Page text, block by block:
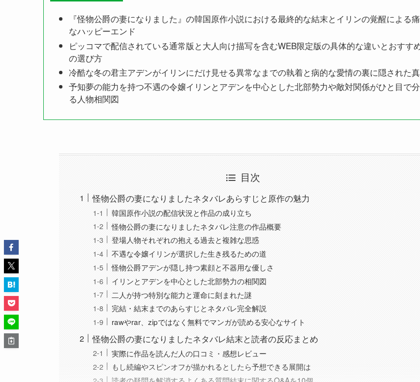
『怪物公爵の妻になりました』の韓国原作小説における最終的な結末とイリンの覚醒による
なハッピーエンド
ピッコマで配信されている通常版と大人向け描写を含むWEB限定版の具体的な違いとおすす
の選び方
冷酷な冬の君主アデンがイリンにだけ見せる異常なまでの執着と病的な愛情の裏に隠された
予知夢の能力を持つ不遇の令嬢イリンとアデンを中心とした北部勢力や敵対関係がひと目で
る人物相関図
目次
怪物公爵の妻になりましたネタバレあらすじと原作の魅力
韓国原作小説の配信状況と作品の成り立ち
怪物公爵の妻になりましたネタバレ注意の作品概要
登場人物それぞれの抱える過去と複雑な思惑
不遇な令嬢イリンが選択した生き残るための道
怪物公爵アデンが隠し持つ素顔と不器用な優しさ
イリンとアデンを中心とした北部勢力の相関図
二人が持つ特別な能力と運命に刻まれた謎
完結・結末までのあらすじとネタバレ完全解説
rawやrar、zipではなく無料でマンガが読める安心なサイト
怪物公爵の妻になりましたネタバレ結末と読者の反応まとめ
実際に作品を読んだ人の口コミ・感想レビュー
もし続編やスピンオフが描かれるとしたら予想できる展開は